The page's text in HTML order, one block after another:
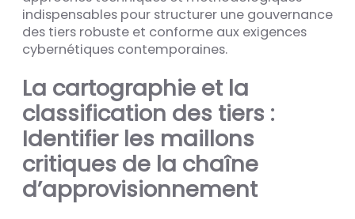
indispensables pour structurer une gouvernance
des tiers robuste et conforme aux exigences
cybernétiques contemporaines.
La cartographie et la
classification des tiers :
Identifier les maillons
critiques de la chaîne
d’approvisionnement